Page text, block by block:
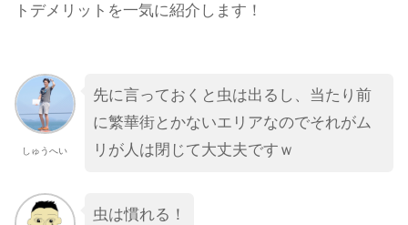
トデメリットを一気に紹介します！
しゅうへい
先に言っておくと虫は出るし、当たり前
に繁華街とかないエリアなのでそれがム
リが人は閉じて大丈夫ですｗ
虫は慣れる！